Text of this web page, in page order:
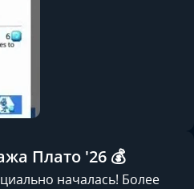
Плато '26 💰
началась! Более